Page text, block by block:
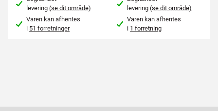
levering(se dit område)
Varen kan afhentes
i 51 forretninger
levering(se dit område)
Varen kan afhentes
i 1 forretning